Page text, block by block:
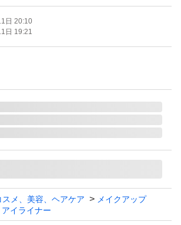
★ーーー★ーーー★ーーー★
メイク スムースリキッドアイライナー
ウン 絶妙ブラウン
年5月
日 20:10
日 19:21
スメ、美容、ヘアケア
メイクアップ
アイライナー